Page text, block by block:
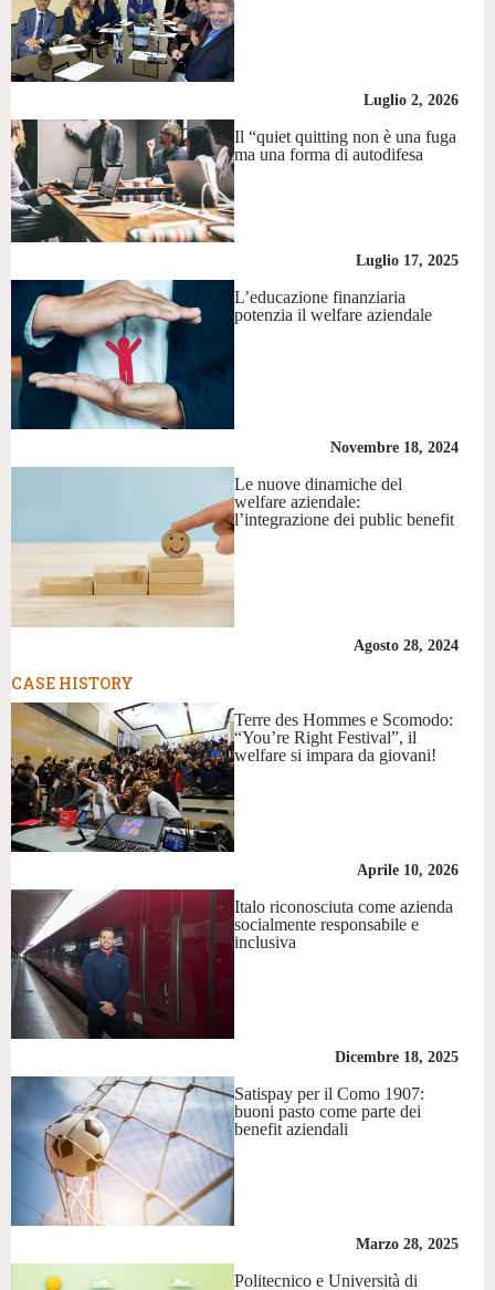
Luglio 2, 2026
Il “quiet quitting non è una fuga
ma una forma di autodifesa
Luglio 17, 2025
L’educazione finanziaria
potenzia il welfare aziendale
Novembre 18, 2024
Le nuove dinamiche del
welfare aziendale:
l’integrazione dei public benefit
Agosto 28, 2024
CASE HISTORY
Terre des Hommes e Scomodo:
“You’re Right Festival”, il
welfare si impara da giovani!
Aprile 10, 2026
Italo riconosciuta come azienda
socialmente responsabile e
inclusiva
Dicembre 18, 2025
Satispay per il Como 1907:
buoni pasto come parte dei
benefit aziendali
Marzo 28, 2025
Politecnico e Università di